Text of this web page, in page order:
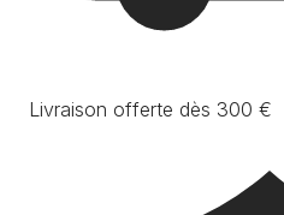
Livraison offerte dès 300 €